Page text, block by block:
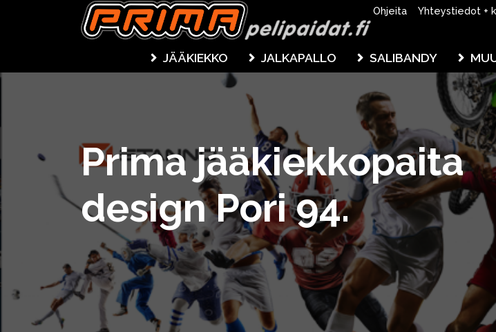
Ohjeita Yhteystiedot +
JÄÄKIEKKO JALKAPALLO SALIBANDY
Prima jääkiekkopaita
design Pori 94.